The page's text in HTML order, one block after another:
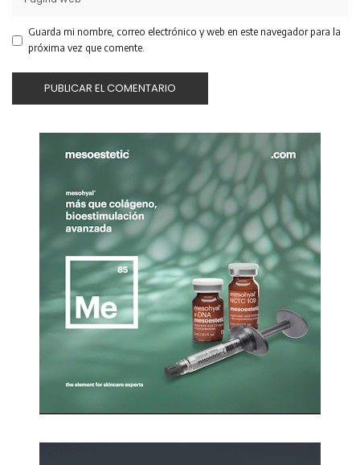
Guarda mi nombre, correo electrónico y web en este navegador para la
próxima vez que comente.